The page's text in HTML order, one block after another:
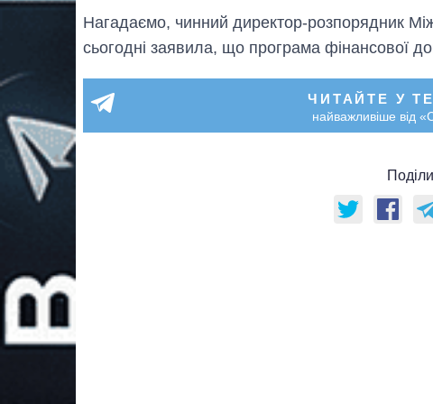
Нагадаємо, чинний директор-розпорядник
сьогодні заявила, що програма фінансової
ЧИТАЙТЕ У
найважливіше від